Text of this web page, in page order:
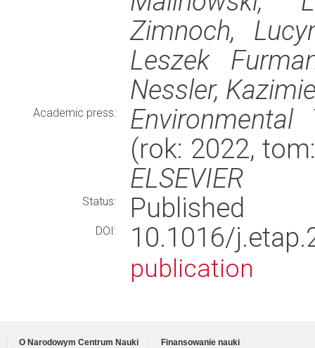
Zimnoch,
Leszek
Nessler,
Academic press:
(rok: 2022,
ELSEVIER
Status: Published
DOI: 10.1016/
publication
O Narodowym Centrum Nauki
Finansowanie nauki